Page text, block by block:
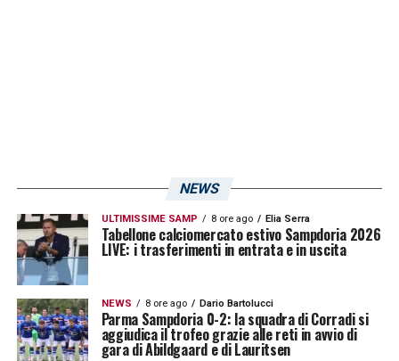
NEWS
ULTIMISSIME SAMP 8 ore ago Elia Serra
Tabellone calciomercato estivo Sampdoria 2026
LIVE: i trasferimenti in entrata e in uscita
NEWS 8 ore ago Dario Bartolucci
Parma Sampdoria 0-2: la squadra di Corradi si
aggiudica il trofeo grazie alle reti in avvio di
gara di Abildgaard e di Lauritsen